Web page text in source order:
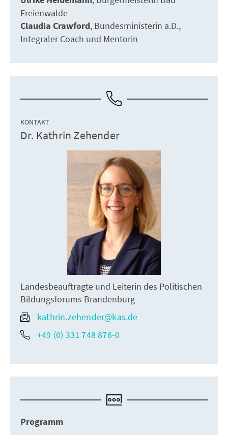
Freienwalde
Claudia Crawford Bundesministerin a.D.
Integraler Coach und Mentorin
KONTAKT
Dr. Kathrin Zehender
Landesbeauftragte und Leiterin des Politischen
Bildungsforums Brandenburg
kathrin.zehender@kas.de
+49 (0) 331 748 876-0
Programm